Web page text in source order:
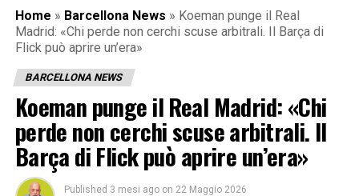
Home » Barcellona News » Koeman punge il Real
Madrid: «Chi perde non cerchi scuse arbitrali. Il Barça di
Flick può aprire un’era»
BARCELLONA NEWS
Koeman punge il Real Madrid: «Chi
perde non cerchi scuse arbitrali. Il
Barça di Flick può aprire un’era»
Published 3 mesi ago on 22 Maggio 2026